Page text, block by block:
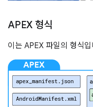
APEX 형식
이는 APEX 파일의 형식